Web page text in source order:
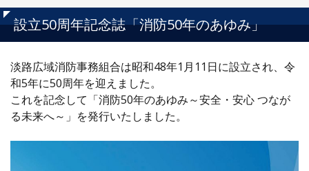
設立50周年記念誌「消防50年のあゆみ」
淡路広域消防事務組合は昭和48年1月11日に設立され、令
和5年に50周年を迎えました。
これを記念して「消防50年のあゆみ～安全・安心 つなが
る未来へ～」を発行いたしました。